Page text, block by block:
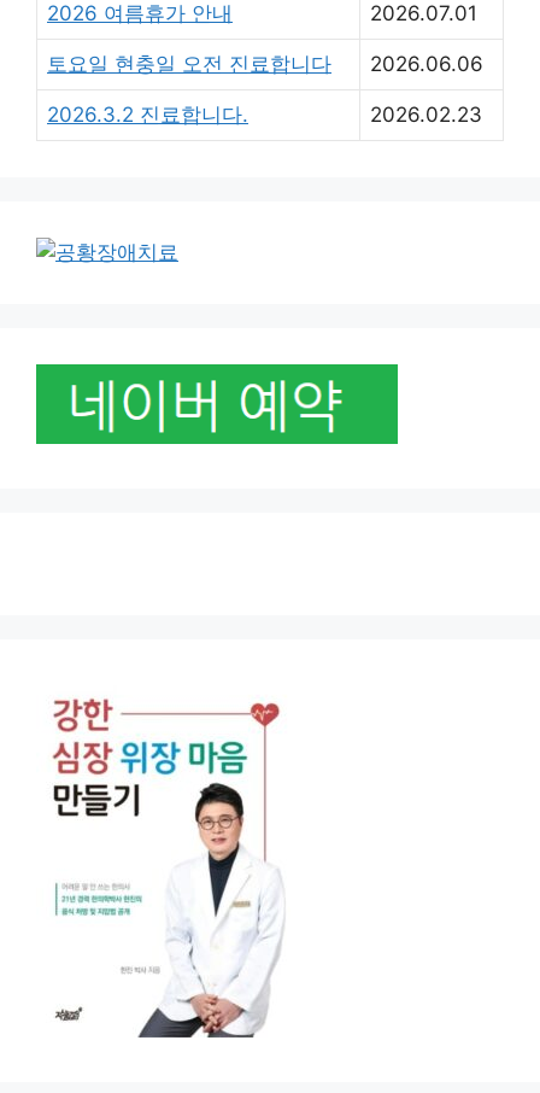
2026 여름휴가 안내 2026.07.01
토요일 현충일 오전 진료합니다 2026.06.06
2026.3.2 진료합니다. 2026.02.23